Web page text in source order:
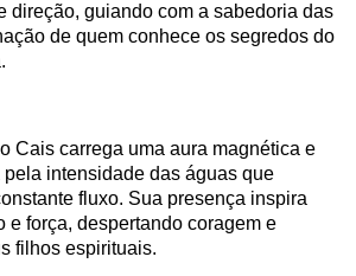
direção, guiando com a sabedoria das
de quem conhece os segredos do
Cais carrega uma aura magnética e
pela intensidade das águas que
fluxo. Sua presença inspira
e força, despertando coragem e
filhos espirituais.